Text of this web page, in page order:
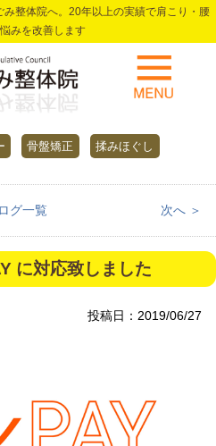
整体院へ。20年以上の実績で肩こり・腰
みを改善します
骨盤矯正 揉みほぐし
グ一覧 次へ ＞
に対応致しました
投稿日：2019/06/27